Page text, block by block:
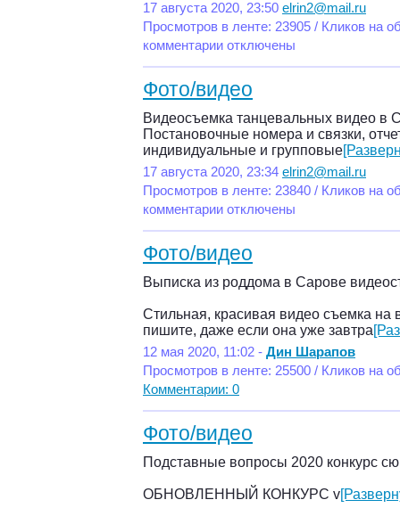
17 августа 2020, 23:50 elrin2@mail.ru
Просмотров в ленте: 23905 / Кликов на
комментарии отключены
Фото/видео
Видеосъемка танцевальных видео в
Постановочные номера и связки,
индивидуальные и групповые
17 августа 2020, 23:34 elrin2@mail.ru
Просмотров в ленте: 23840 / Кликов на
комментарии отключены
Фото/видео
Выписка из роддома в Сарове
Стильная, красивая видео съемка на
пишите, даже если она уже завтра
12 мая 2020, 11:02 - Дин Шарапов
Просмотров в ленте: 25500 / Кликов на
Комментарии: 0
Фото/видео
Подставные вопросы 2020 конкурс
ОБНОВЛЕННЫЙ КОНКУРС v